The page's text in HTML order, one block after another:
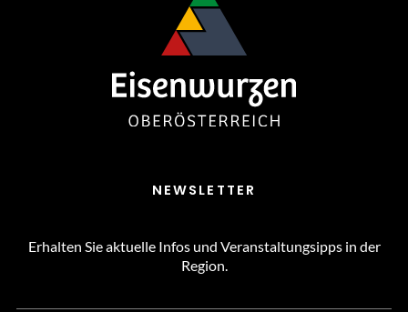
NEWSLETTER
Erhalten Sie aktuelle Infos und Veranstaltungsipps in der
Region.